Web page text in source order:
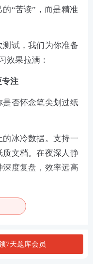
“苦读”，而是精准
试，我们为你准备
效果拉满：
注
否怀念笔尖划过纸
冰冷数据。支持一
文档。在夜深人静
度复盘，效率远高
控
。什么时候该模拟
7天题库会员